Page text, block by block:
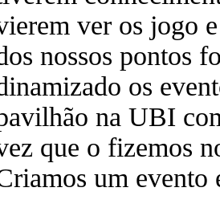
ver os jogo
nossos pontos
os
na UBI
que o fizemos
um evento